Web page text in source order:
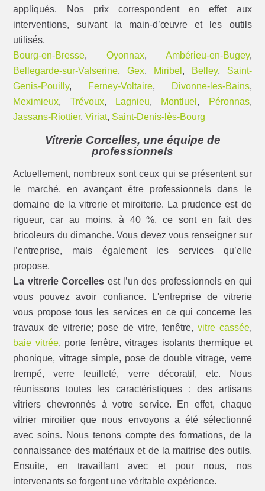
appliqués. Nos prix correspondent en effet aux
interventions, suivant la main-d’œuvre et les outils
utilisés.
Bourg-en-Bresse, Oyonnax, Ambérieu-en-Bugey,
Bellegarde-sur-Valserine,Gex, Miribel , Belley, Saint-
Genis-Pouilly, Ferney-Voltaire, Divonne-les-Bains,
Meximieux, Trévoux, Lagnieu, Montluel , Péronnas,
Jassans-Riottier,Viriat, Saint-Denis-lès-Bourg
Vitrerie Corcelles, une équipe de
professionnels
Actuellement, nombreux sont ceux qui se présentent sur
le marché, en avançant être professionnels dans le
domaine de la vitrerie et miroiterie. La prudence est de
rigueur, car au moins, à 40 %, ce sont en fait des
bricoleurs du dimanche. Vous devez vous renseigner sur
l’entreprise, mais également les services qu’elle
propose.
La vitrerie Corcelles est l’un des professionnels en qui
vous pouvez avoir confiance. L'entreprise de vitrerie
vous propose tous les services en ce qui concerne les
travaux de vitrerie; pose de vitre, fenêtre, vitre cassée,
baie vitrée, porte fenêtre, vitrages isolants thermique et
phonique, vitrage simple, pose de double vitrage, verre
trempé, verre feuilleté, verre décoratif, etc. Nous
réunissons toutes les caractéristiques : des artisans
vitriers chevronnés à votre service. En effet, chaque
vitrier miroitier que nous envoyons a été sélectionné
avec soins. Nous tenons compte des formations, de la
connaissance des matériaux et de la maitrise des outils.
Ensuite, en travaillant avec et pour nous, nos
intervenants se forgent une véritable expérience.